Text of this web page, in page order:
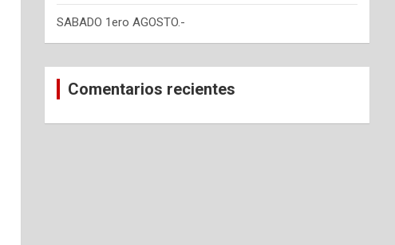
SABADO 1ero AGOSTO.-
Comentarios recientes